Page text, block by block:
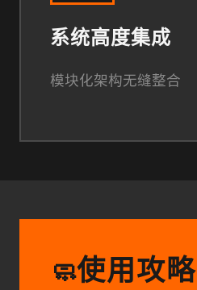
系统高度集成
模块化架构无缝整合
🧼使用攻略